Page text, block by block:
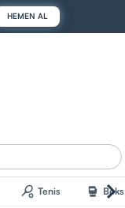
HEMEN AL
Tenis Boks